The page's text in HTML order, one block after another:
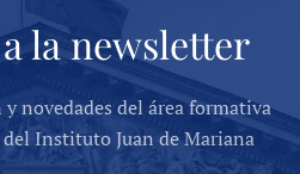
la newsletter
novedades del área formativa
Instituto Juan de Mariana